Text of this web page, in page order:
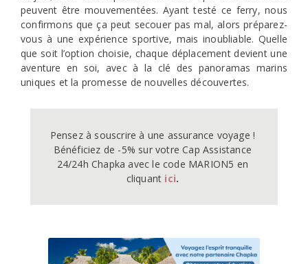
peuvent être mouvementées. Ayant testé ce ferry, nous
confirmons que ça peut secouer pas mal, alors préparez-
vous à une expérience sportive, mais inoubliable. Quelle
que soit l’option choisie, chaque déplacement devient une
aventure en soi, avec à la clé des panoramas marins
uniques et la promesse de nouvelles découvertes.
Pensez à souscrire à une assurance voyage !
Bénéficiez de -5% sur votre Cap Assistance
24/24h Chapka avec le code MARION5 en
cliquant ici.